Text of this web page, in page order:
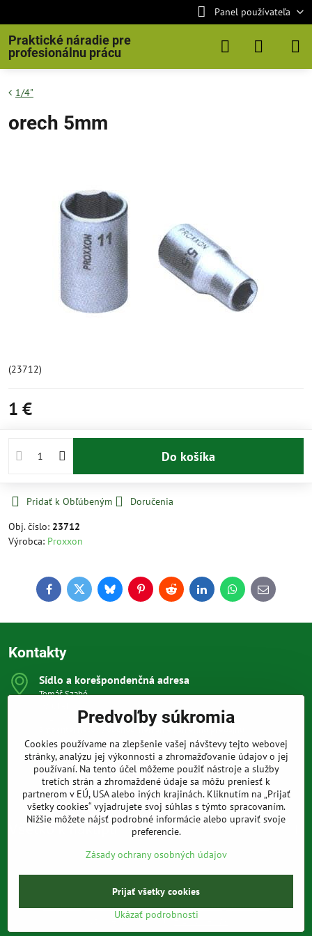
Panel používateľa
Praktické náradie pre
profesionálnu prácu
1/4"
orech 5mm
(23712)
1 €
Do košíka
Pridať k Obľúbeným
Doručenia
Obj. číslo: 23712
Výrobca: Proxxon
FacebookTwitterBlueskyPinterestReddit LinkedInWhatsApp
E-
mail
Kontakty
Sídlo a korešpondenčná adresa
Tomáš Szabó
851 03 Bratislava
Sme internetový obchod, nemáme kamennú predajňu.
0903 709 305
(08:00 - 20:00 vrátane víkendov a sviatkov)
info​@prakticke-naradie​.sk
Všetko k nákupu
©2026Copyright
Predvoľby súkromiaZásady ochrany osobných údajov
Vytvorené pomocou:BiznisWeb.sk
Predvoľby súkromia
Cookies používame na zlepšenie vašej návštevy tejto webovej
stránky, analýzu jej výkonnosti a zhromažďovanie údajov o jej
používaní. Na tento účel môžeme použiť nástroje a služby
tretích strán a zhromaždené údaje sa môžu preniesť k
partnerom v EÚ, USA alebo iných krajinách. Kliknutím na „Prijať
všetky cookies“ vyjadrujete svoj súhlas s týmto spracovaním.
Nižšie môžete nájsť podrobné informácie alebo upraviť svoje
preferencie.
Zásady ochrany osobných údajov
Ukázať podrobnosti
Prijať všetky cookies